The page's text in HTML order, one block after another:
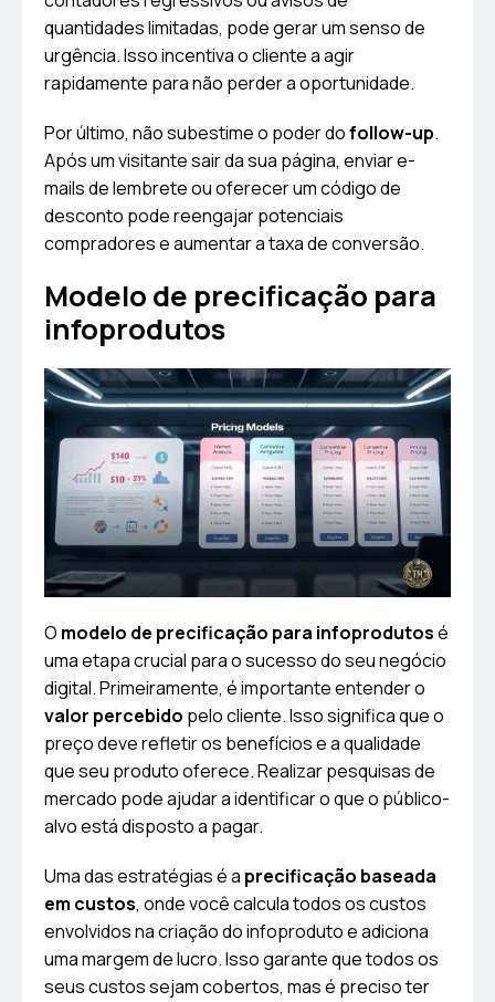
quantidades limitadas, pode gerar um senso de
urgência. Isso incentiva o cliente a agir
rapidamente para não perder a oportunidade.
Por último, não subestime o poder dofollow-up.
Após um visitante sair da sua página, enviar e-
mails de lembrete ou oferecer um código de
desconto pode reengajar potenciais
compradores e aumentar a taxa de conversão.
Modelo de precificação para
infoprodutos
O modelo de precificação para infoprodutosé
uma etapa crucial para o sucesso do seu negócio
digital. Primeiramente, é importante entender o
valor percebido pelo cliente. Isso significa que o
preço deve refletir os benefícios e a qualidade
que seu produto oferece. Realizar pesquisas de
mercado pode ajudar a identificar o que o público-
alvo está disposto a pagar.
Uma das estratégias é a precificação baseada
em custos, onde você calcula todos os custos
envolvidos na criação do infoproduto e adiciona
uma margem de lucro. Isso garante que todos os
seus custos sejam cobertos, mas é preciso ter